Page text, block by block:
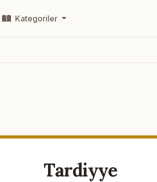
Kategoriler
Tardiyye